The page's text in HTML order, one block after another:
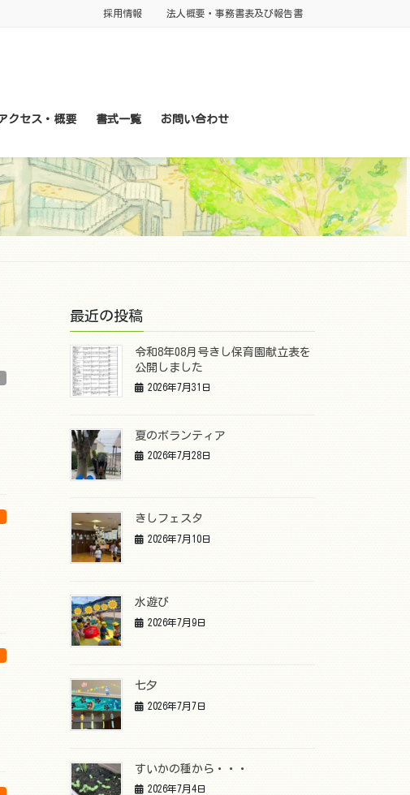
採用情報 法人概要・事務書表及び報告書
クセス・概要 書式一覧 お問い合わせ
最近の投稿
令和8年08月号きし保育園献立表を
公開しました
2026年7月31日
夏のボランティア
2026年7月28日
きしフェスタ
2026年7月10日
水遊び
2026年7月9日
七夕
2026年7月7日
すいかの種から・・・
2026年7月4日